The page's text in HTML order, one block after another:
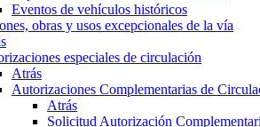
Eventos de vehículos históricos
obras y usos excepcionales de la vía
especiales de circulación
Atrás
Autorizaciones Complementarias de
Atrás
Solicitud Autorización